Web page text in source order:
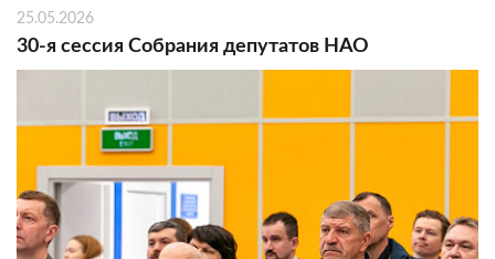
25.05.2026
30-я сессия Собрания депутатов НАО